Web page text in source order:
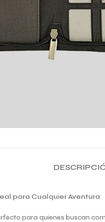
para Cualquier Aventura
para quienes buscan